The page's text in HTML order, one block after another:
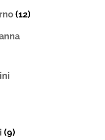
(12)
(9)